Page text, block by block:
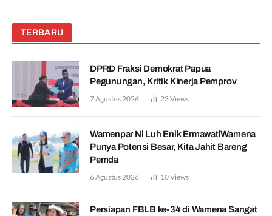
TERBARU
DPRD Fraksi Demokrat Papua
Pegunungan, Kritik Kinerja Pemprov
7 Agustus 2026 23Views
Wamenpar Ni Luh Enik ErmawatiWamena
Punya Potensi Besar, Kita Jahit Bareng
Pemda
6 Agustus 2026 10Views
Persiapan FBLB ke-34 di Wamena Sangat